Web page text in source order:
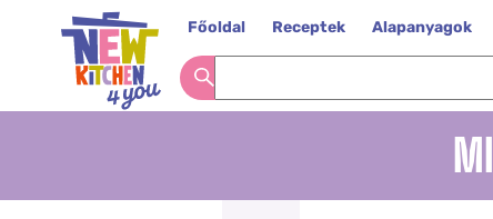
Főoldal Receptek Alapanyagok